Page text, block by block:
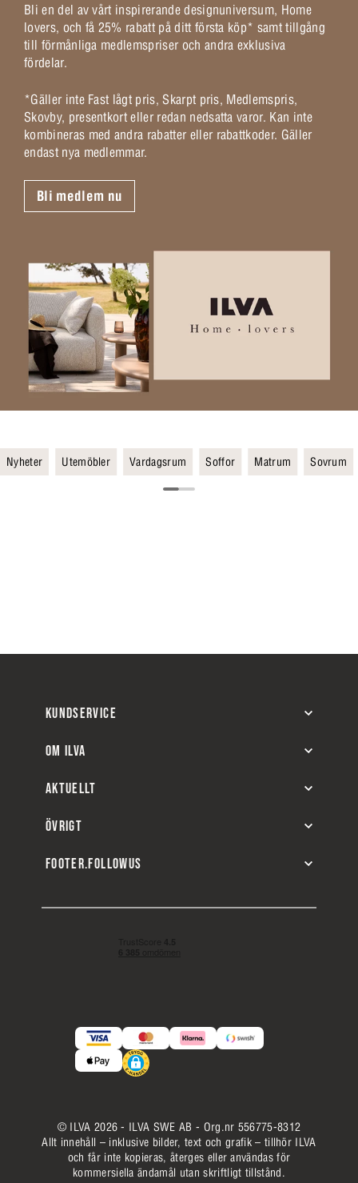
Bli en del av vårt inspirerande designuniversum, Home
lovers, och få 25% rabatt på ditt första köp* samt tillgång
till förmånliga medlemspriser och andra exklusiva
fördelar.
*Gäller inte Fast lågt pris, Skarpt pris, Medlemspris,
Skovby, presentkort eller redan nedsatta varor. Kan inte
kombineras med andra rabatter eller rabattkoder. Gäller
endast nya medlemmar.
Bli medlem nu
Nyheter Utemöbler Vardagsrum Soffor Matrum Sovrum
KUNDSERVICE
OM ILVA
AKTUELLT
ÖVRIGT
FOOTER.FOLLOWUS
© ILVA 2026 - ILVA SWE AB - Org.nr 556775-8312
Allt innehåll – inklusive bilder, text och grafik – tillhör ILVA
och får inte kopieras, återges eller användas för
kommersiella ändamål utan skriftligt tillstånd.